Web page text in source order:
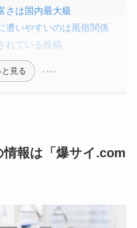
さは国内最大級
遭いやすいのは風俗関係
れている投稿
と見る
報は「爆サイ.com